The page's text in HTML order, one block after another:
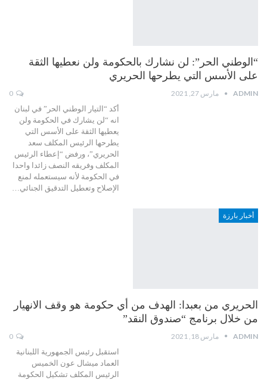
“الوطني الحر”: لن نشارك بالحكومة ولن نعطيها الثقة
على الأسس التي يطرحها الحريري
ADMIN مارس 27, 2021
أكد “التيار الوطني الحر” في لبنان
انه “لن يشارك في الحكومة ولن
يعطيها الثقة على الأسس التي
يطرحها الرئيس المكلف سعد
الحريري”، ورفض “إعطاء الرئيس
المكلف وفريقه النصف زائدا واحدا
في الحكومة لأنه سيستعمله لمنع
الإصلاح وتعطيل التدقيق الجنائي…
أخبار بارزة
الحريري من بعبدا: الهدف من أي حكومة هو وقف الانهيار
من خلال برنامج “صندوق النقد”
ADMIN مارس 18, 2021
استقبل رئيس الجمهورية اللبنانية
العماد ميشال عون الخميس
الرئيس المكلف تشكيل الحكومة